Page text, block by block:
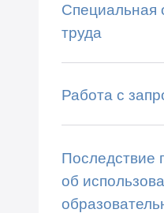
Специальная
труда
Работа с
Последствие
об